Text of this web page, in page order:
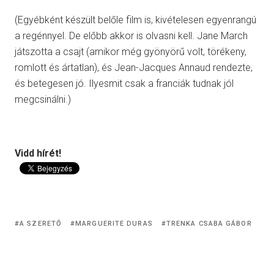
(Egyébként készült belőle film is, kivételesen egyenrangú
a regénnyel. De előbb akkor is olvasni kell. Jane March
játszotta a csajt (amikor még gyönyörű volt, törékeny,
romlott és ártatlan), és Jean-Jacques Annaud rendezte,
és betegesen jó. Ilyesmit csak a franciák tudnak jól
megcsinálni.)
Vidd hírét!
A SZERETŐ MARGUERITE DURAS TRENKA CSABA GÁBOR